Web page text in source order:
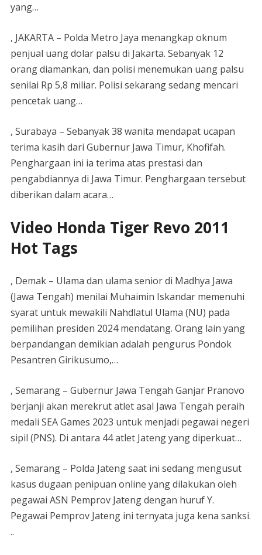
yang…
, JAKARTA – Polda Metro Jaya menangkap oknum
penjual uang dolar palsu di Jakarta. Sebanyak 12
orang diamankan, dan polisi menemukan uang palsu
senilai Rp 5,8 miliar. Polisi sekarang sedang mencari
pencetak uang…
, Surabaya – Sebanyak 38 wanita mendapat ucapan
terima kasih dari Gubernur Jawa Timur, Khofifah.
Penghargaan ini ia terima atas prestasi dan
pengabdiannya di Jawa Timur. Penghargaan tersebut
diberikan dalam acara…
Video Honda Tiger Revo 2011
Hot Tags
, Demak – Ulama dan ulama senior di Madhya Jawa
(Jawa Tengah) menilai Muhaimin Iskandar memenuhi
syarat untuk mewakili Nahdlatul Ulama (NU) pada
pemilihan presiden 2024 mendatang. Orang lain yang
berpandangan demikian adalah pengurus Pondok
Pesantren Girikusumo,…
, Semarang – Gubernur Jawa Tengah Ganjar Pranovo
berjanji akan merekrut atlet asal Jawa Tengah peraih
medali SEA Games 2023 untuk menjadi pegawai negeri
sipil (PNS). Di antara 44 atlet Jateng yang diperkuat…
, Semarang – Polda Jateng saat ini sedang mengusut
kasus dugaan penipuan online yang dilakukan oleh
pegawai ASN Pemprov Jateng dengan huruf Y.
Pegawai Pemprov Jateng ini ternyata juga kena sanksi.
..